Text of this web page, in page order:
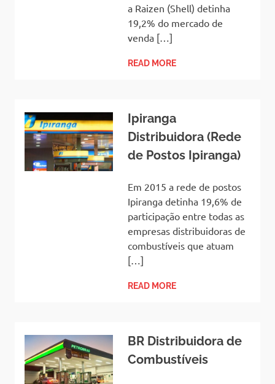
a Raizen (Shell) detinha
19,2% do mercado de
venda […]
READ MORE
Ipiranga
Distribuidora (Rede
de Postos Ipiranga)
Em 2015 a rede de postos
Ipiranga detinha 19,6% de
participação entre todas as
empresas distribuidoras de
combustíveis que atuam
[…]
READ MORE
BR Distribuidora de
Combustíveis